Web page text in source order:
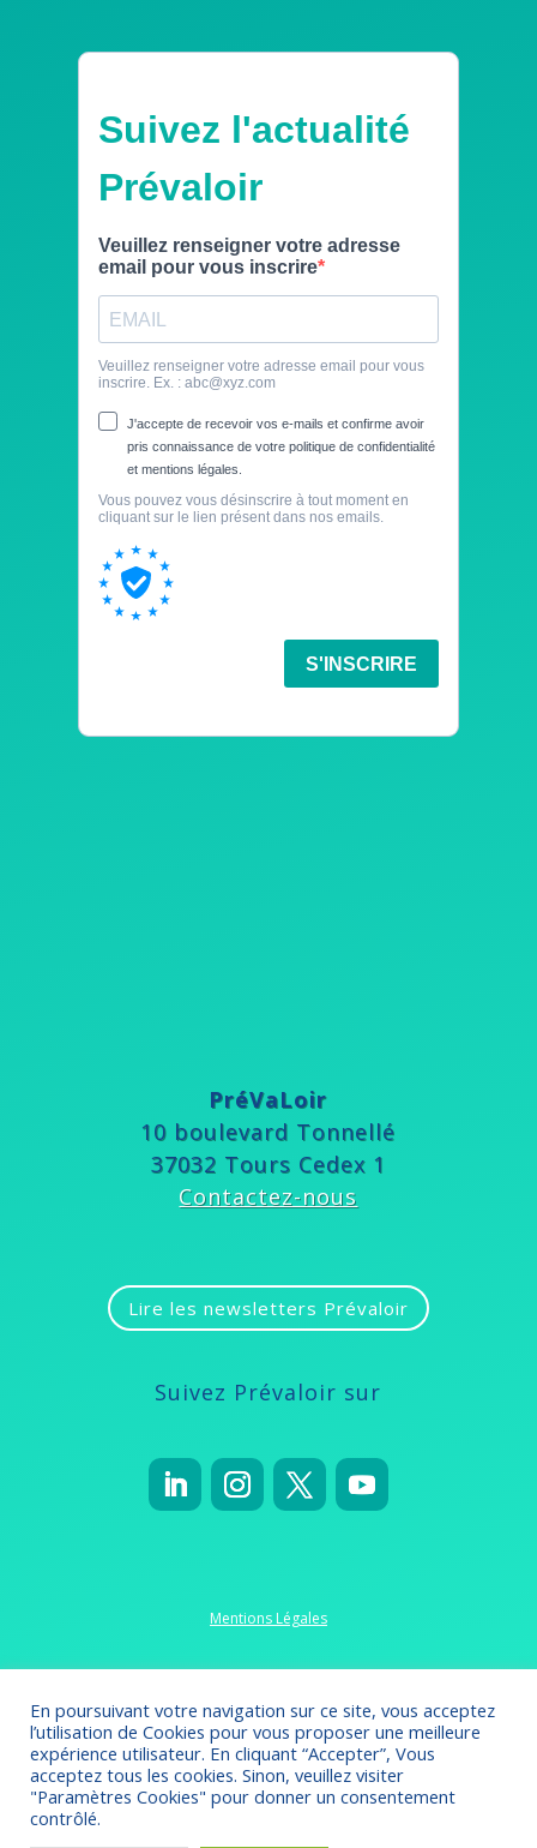
PréVaLoir
10 boulevard Tonnellé
37032 Tours Cedex 1
Contactez-nous
Lire les newsletters Prévaloir
Suivez Prévaloir sur
Mentions Légales
Politique de confidentialité
Crédits 2022-2023// CréationOmsolution
En poursuivant votre navigation sur ce site, vous acceptez
l’utilisation de Cookies pour vous proposer une meilleure
expérience utilisateur. En cliquant “Accepter”, Vous
acceptez tous les cookies. Sinon, veuillez visiter
"Paramètres Cookies" pour donner un consentement
contrôlé.